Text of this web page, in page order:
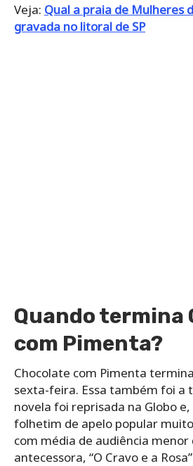
Veja: Qual a praia de Mulheres
gravada no litoral de SP
Quando termina
com Pimenta?
Chocolate com Pimenta
sexta-feira. Essa também foi a
novela foi reprisada na Globo
folhetim de apelo popular
com média de audiência menor
antecessora, “O Cravo e a